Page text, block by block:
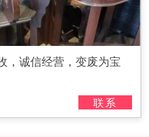
，诚信经营，变废为宝
联系